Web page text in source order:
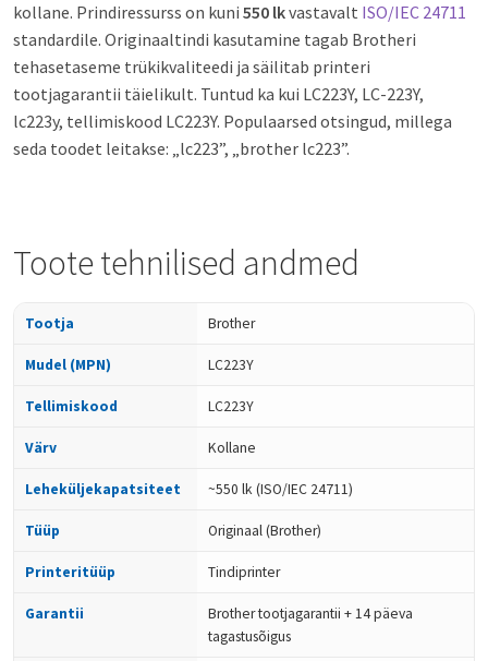
kollane. Prindiressurss on kuni 550 lkvastavalt ISO/IEC 24711
standardile. Originaaltindi kasutamine tagab Brotheri
tehasetaseme trükikvaliteedi ja säilitab printeri
tootjagarantii täielikult. Tuntud ka kui LC223Y, LC-223Y,
lc223y, tellimiskood LC223Y. Populaarsed otsingud, millega
seda toodet leitakse: „lc223”, „brother lc223”.
Toote tehnilised andmed
Tootja Brother
Mudel (MPN) LC223Y
Tellimiskood LC223Y
Värv Kollane
Leheküljekapatsiteet ~550 lk (ISO/IEC 24711)
Tüüp Originaal (Brother)
Printeritüüp Tindiprinter
Garantii
Brother tootjagarantii + 14 päeva
tagastusõigus